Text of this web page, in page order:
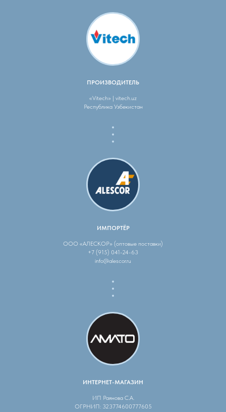
ПРОИЗВОДИТЕЛЬ
«Vitech» | vitech.uz
Республика Узбекистан
ИМПОРТЁР
ООО «АЛЕСКОР» (оптовые поставки)
+7 (915) 041-24-63
info@alescor.ru
ИНТЕРНЕТ-МАГАЗИН
ИП Раянова С.А.
ОГРНИП: 323774600777605